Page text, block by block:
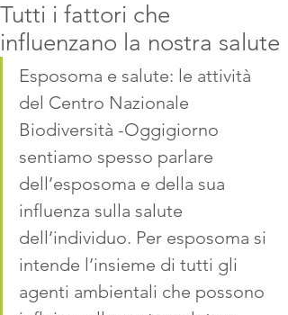
Tutti i fattori che
influenzano la nostra salute
Esposoma e salute: le attività
del Centro Nazionale
Biodiversità -Oggigiorno
sentiamo spesso parlare
dell’esposoma e della sua
influenza sulla salute
dell’individuo. Per esposoma si
intende l’insieme di tutti gli
agenti ambientali che possono